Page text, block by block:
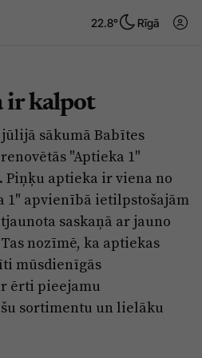
22.8° Rīgā
Tēmas
Viedokļi
Dzīve un ticība
Ekonomika
Krimināli
Izklaide
ir kalpot
sākumā Babītes
"Aptieka 1"
Piņķu aptieka ir viena no
1" apvienībā ietilpstošajām
saskaņā ar jauno
nozīmē, ka aptiekas
mūsdienīgās
ērti pieejamu
sortimentu un lielāku